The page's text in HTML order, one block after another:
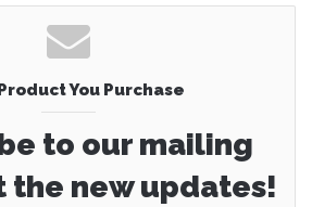
You Purchase
to our mailing
the new updates!